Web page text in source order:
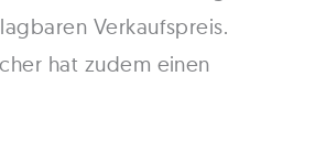
Verkaufspreis.
hat zudem einen